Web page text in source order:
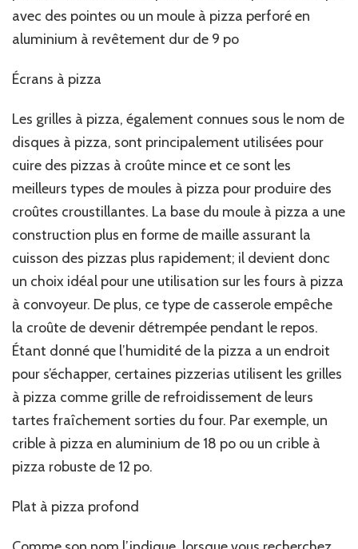
avec des pointes ou un moule à pizza perforé en
aluminium à revêtement dur de 9 po
Écrans à pizza
Les grilles à pizza, également connues sous le nom de
disques à pizza, sont principalement utilisées pour
cuire des pizzas à croûte mince et ce sont les
meilleurs types de moules à pizza pour produire des
croûtes croustillantes. La base du moule à pizza a une
construction plus en forme de maille assurant la
cuisson des pizzas plus rapidement; il devient donc
un choix idéal pour une utilisation sur les fours à pizza
à convoyeur. De plus, ce type de casserole empêche
la croûte de devenir détrempée pendant le repos.
Étant donné que l’humidité de la pizza a un endroit
pour s’échapper, certaines pizzerias utilisent les grilles
à pizza comme grille de refroidissement de leurs
tartes fraîchement sorties du four. Par exemple, un
crible à pizza en aluminium de 18 po ou un crible à
pizza robuste de 12 po.
Plat à pizza profond